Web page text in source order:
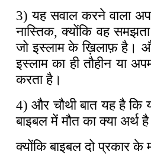
3) यह सवाल करने वाला
नास्तिक, क्योंकि वह
जो इस्लाम के ख़िलाफ़ है।
इस्लाम का ही तौहीन या
करता है।
4) और चौथी बात यह है कि
बाइबल में मौत का क्या अर्थ
क्योंकि बाइबल दो प्रकार के